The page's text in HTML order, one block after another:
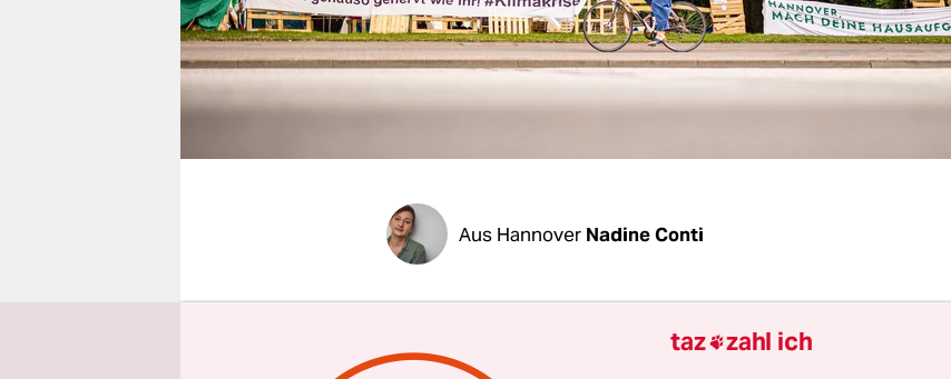
fragen & hilfe
unterstützen
genossenschaft
Aus Hannover Nadine Conti
Es wird mal wieder um juristische Feinheiten gehen,
Plenum des Klimacamps in Hannover. Nicht zum ersten
taz zahl ich